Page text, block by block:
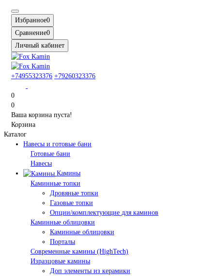
Избранное0
Сравнение0
Личный кабинет
+74955323376 +79260323376
0
0
Ваша корзина пуста!
Корзина
Каталог
Навесы и готовые бани
Готовые бани
Навесы
Камины
Каминные топки
Дровяные топки
Газовые топки
Опции/комплектующие для каминов
Каминные облицовки
Каминные облицовки
Порталы
Современные камины (HighTech)
Изразцовые камины
Доп элементы из керамики